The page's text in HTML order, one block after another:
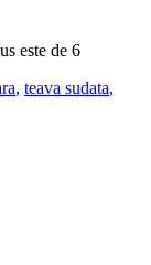
este de 6
, teava sudata,